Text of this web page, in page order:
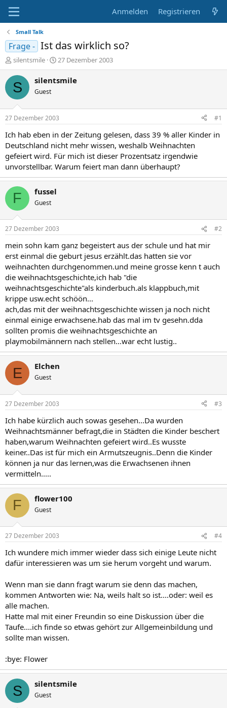
Anmelden Registrieren
Small Talk
Frage - Ist das wirklich so?
E
r
s
t
e
r
silentsmile
E
r
s
l
t
a
m
27 Dezember 2003
S silentsmile
Guest
27 Dezember 2003 #1
Ich hab eben in der Zeitung gelesen, dass 39 % aller Kinder in
Deutschland nicht mehr wissen, weshalb Weihnachten
gefeiert wird. Für mich ist dieser Prozentsatz irgendwie
unvorstellbar. Warum feiert man dann überhaupt?
F fussel
Guest
27 Dezember 2003 #2
mein sohn kam ganz begeistert aus der schule und hat mir
erst einmal die geburt jesus erzählt.das hatten sie vor
weihnachten durchgenommen.und meine grosse kenn t auch
die weihnachtsgeschichte,ich hab "die
weihnachtsgeschichte"als kinderbuch.als klappbuch,mit
krippe usw.echt schöön...
ach,das mit der weihnachtsgeschichte wissen ja noch nicht
einmal einige erwachsene.hab das mal im tv gesehn.dda
sollten promis die weihnachtsgeschichte an
playmobilmännern nach stellen...war echt lustig..
E Elchen
Guest
27 Dezember 2003 #3
Ich habe kürzlich auch sowas gesehen...Da wurden
Weihnachtsmänner befragt,die in Städten die Kinder beschert
haben,warum Weihnachten gefeiert wird..Es wusste
keiner..Das ist für mich ein Armutszeugnis..Denn die Kinder
können ja nur das lernen,was die Erwachsenen ihnen
vermitteln.....
F flower100
Guest
27 Dezember 2003 #4
Ich wundere mich immer wieder dass sich einige Leute nicht
dafür interessieren was um sie herum vorgeht und warum.
Wenn man sie dann fragt warum sie denn das machen,
kommen Antworten wie: Na, weils halt so ist....oder: weil es
alle machen.
Hatte mal mit einer Freundin so eine Diskussion über die
Taufe....ich finde so etwas gehört zur Allgemeinbildung und
sollte man wissen.
:bye: Flower
S silentsmile
Guest